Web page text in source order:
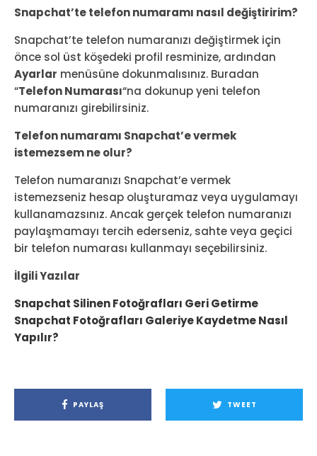
Snapchat’te telefon numaramı nasıl değiştiririm?
Snapchat’te telefon numaranızı değiştirmek için
önce sol üst köşedeki profil resminize, ardından
Ayarlar menüsüne dokunmalısınız. Buradan
“Telefon Numarası“na dokunup yeni telefon
numaranızı girebilirsiniz.
Telefon numaramı Snapchat’e vermek
istemezsem ne olur?
Telefon numaranızı Snapchat’e vermek
istemezseniz hesap oluşturamaz veya uygulamayı
kullanamazsınız. Ancak gerçek telefon numaranızı
paylaşmamayı tercih ederseniz, sahte veya geçici
bir telefon numarası kullanmayı seçebilirsiniz.
İlgili Yazılar
Snapchat Silinen Fotoğrafları Geri Getirme
Snapchat Fotoğrafları Galeriye Kaydetme Nasıl
Yapılır?
PAYLAŞ TWEET